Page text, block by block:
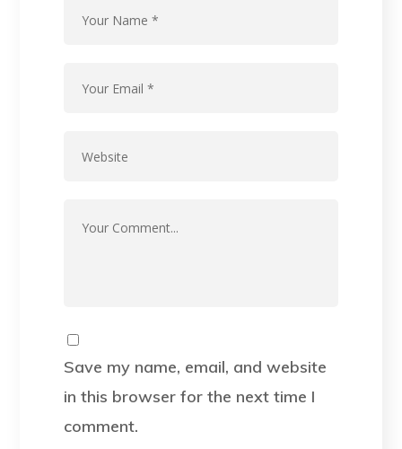
Save my name, email, and website
in this browser for the next time I
comment.